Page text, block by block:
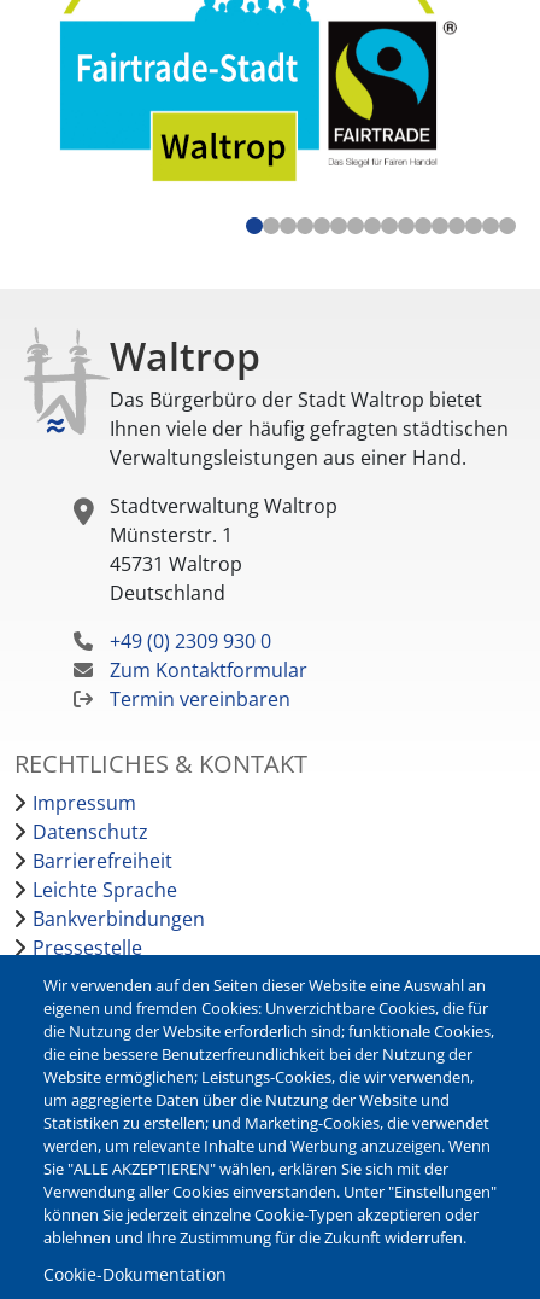
Waltrop
Das Bürgerbüro der Stadt Waltrop bietet
Ihnen viele der häufig gefragten städtischen
Verwaltungsleistungen aus einer Hand.
Stadtverwaltung Waltrop
Münsterstr. 1
45731 Waltrop
Deutschland
+49 (0) 2309 930 0
Zum Kontaktformular
Termin vereinbaren
RECHTLICHES & KONTAKT
Impressum
Datenschutz
Barrierefreiheit
Leichte Sprache
Bankverbindungen
Pressestelle
Kontakt
NEWSLETTER
Jetzt die verschiedenen Newsletter der Stadt Waltrop
abonnieren:
Newsletter verwalten
Wir verwenden auf den Seiten dieser Website eine Auswahl an
eigenen und fremden Cookies: Unverzichtbare Cookies, die für
die Nutzung der Website erforderlich sind; funktionale Cookies,
die eine bessere Benutzerfreundlichkeit bei der Nutzung der
Website ermöglichen; Leistungs-Cookies, die wir verwenden,
um aggregierte Daten über die Nutzung der Website und
Statistiken zu erstellen; und Marketing-Cookies, die verwendet
werden, um relevante Inhalte und Werbung anzuzeigen. Wenn
Sie "ALLE AKZEPTIEREN" wählen, erklären Sie sich mit der
Verwendung aller Cookies einverstanden. Unter "Einstellungen"
können Sie jederzeit einzelne Cookie-Typen akzeptieren oder
ablehnen und Ihre Zustimmung für die Zukunft widerrufen.
Cookie-Dokumentation